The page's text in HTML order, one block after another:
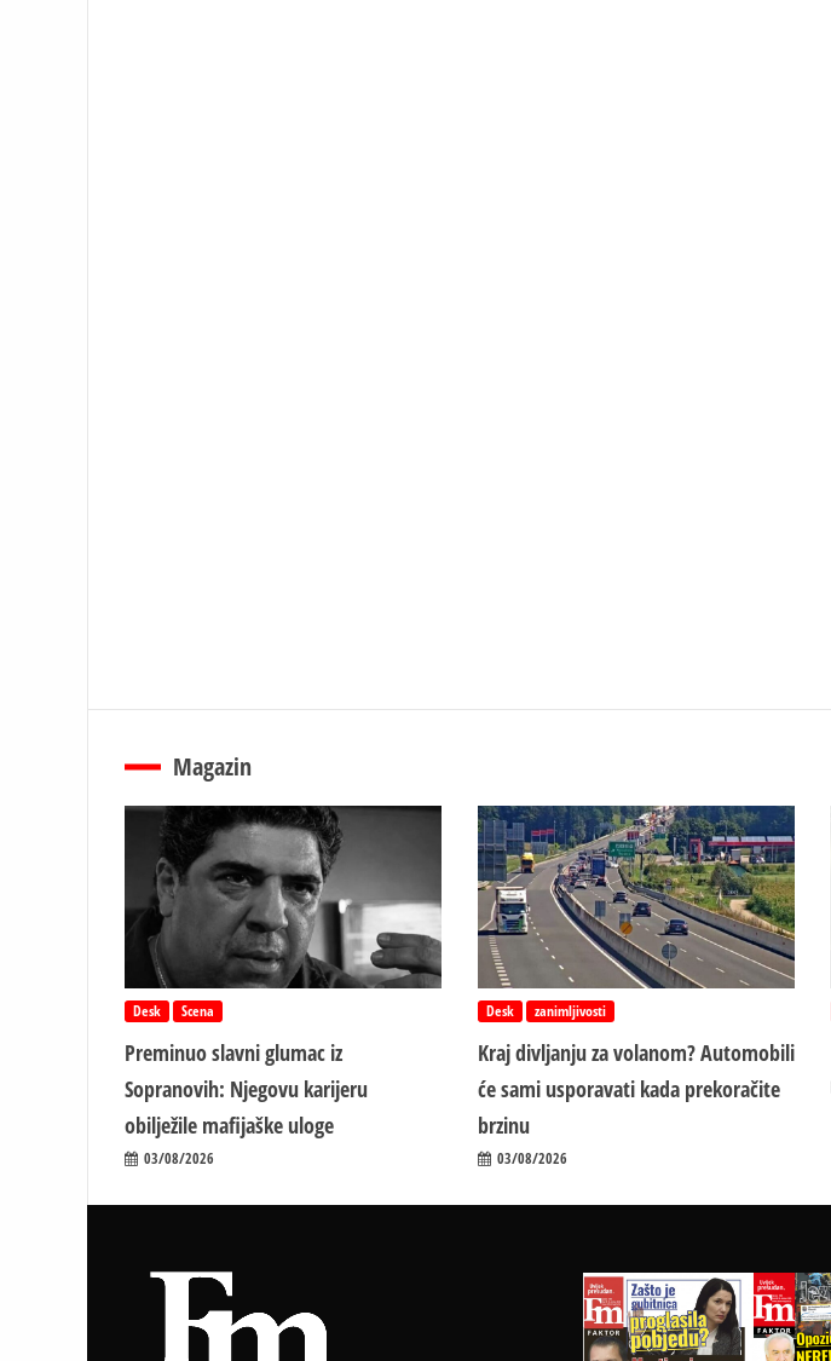
Magazin
Desk Scena
Preminuo slavni glumac iz
Sopranovih: Njegovu karijeru
obilježile mafijaške uloge
03/08/2026
Desk zanimljivosti
Kraj divljanju za volanom? Automobili
će sami usporavati kada prekoračite
brzinu
03/08/2026